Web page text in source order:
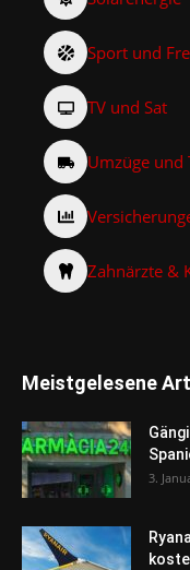
Sport und
TV und Sat
Umzüge und
Zahnärzte &
Meistgelesene
3.